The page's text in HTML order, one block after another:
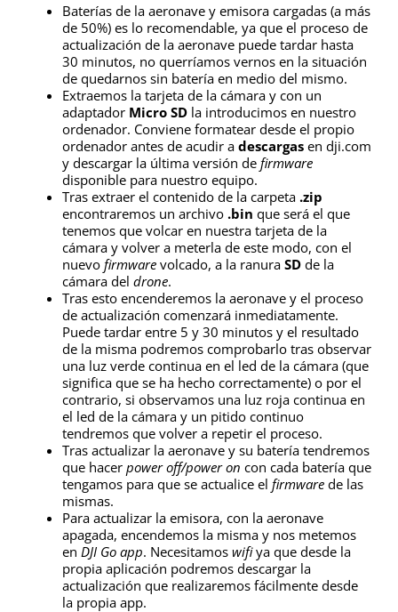
Baterías de la aeronave y emisora cargadas (a más
de 50%) es lo recomendable, ya que el proceso de
actualización de la aeronave puede tardar hasta
30 minutos, no querríamos vernos en la situación
de quedarnos sin batería en medio del mismo.
Extraemos la tarjeta de la cámara y con un
adaptador Micro SD la introducimos en nuestro
ordenador. Conviene formatear desde el propio
ordenador antes de acudir a descargas en dji.com
y descargar la última versión de firmware
disponible para nuestro equipo.
Tras extraer el contenido de la carpeta .zip
encontraremos un archivo .bin que será el que
tenemos que volcar en nuestra tarjeta de la
cámara y volver a meterla de este modo, con el
nuevo firmware volcado, a la ranura SD de la
cámara del drone.
Tras esto encenderemos la aeronave y el proceso
de actualización comenzará inmediatamente.
Puede tardar entre 5 y 30 minutos y el resultado
de la misma podremos comprobarlo tras observar
una luz verde continua en el led de la cámara (que
significa que se ha hecho correctamente) o por el
contrario, si observamos una luz roja continua en
el led de la cámara y un pitido continuo
tendremos que volver a repetir el proceso.
Tras actualizar la aeronave y su batería tendremos
que hacer power off/power on con cada batería que
tengamos para que se actualice el firmware de las
mismas.
Para actualizar la emisora, con la aeronave
apagada, encendemos la misma y nos metemos
en DJI Go app. Necesitamos wifiya que desde la
propia aplicación podremos descargar la
actualización que realizaremos fácilmente desde
la propia app.